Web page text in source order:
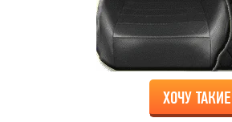
ХОЧУ ТАКИЕ